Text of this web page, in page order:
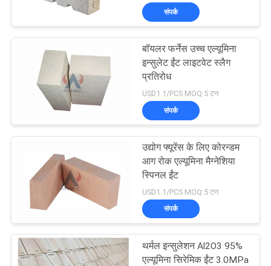
सिलिका इन्सुलेशन ईंट
29
मललाइट इन्सुलेशन ईंट
संपर्क
बॉयलर फर्नेस उच्च एल्यूमिना
इन्सुलेट ईंट लाइटवेट स्लैग
प्रतिरोध
USD1.1/PCS MOQ:5 टन
संपर्क
उद्योग फ्यूरेंस के लिए कोरन्डम
आग रोक एल्यूमिना मैग्नेशिया
स्पिनल ईंट
USD1.1/PCS MOQ:5 टन
संपर्क
थर्मल इन्सुलेशन Al2O3 95%
एल्यूमिना सिरेमिक ईंट 3.0MPa